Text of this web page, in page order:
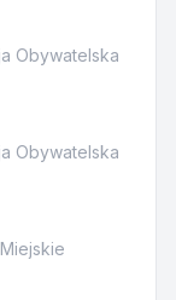
Obywatelska
Obywatelska